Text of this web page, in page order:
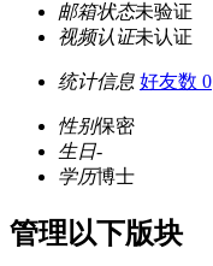
邮箱状态未验证
视频认证未认证
统计信息 好友数 0
性别保密
生日-
学历博士
管理以下版块